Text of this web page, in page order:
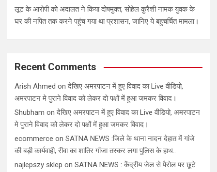
लूट के आरोपी को अदालत ने किया दोषमुक्त, सोहेल कुरैशी नामक युवक के
घर की नपित तक करने पहुंच गया था प्रशासन, जानिए ये बहुचर्चित मामला।
Recent Comments
Arish Ahmed onदेखिए अमरपाटन में हुए विवाद का Live वीडियो,
अमरपाटन मे पुराने विवाद को लेकर दो पक्षों में हुआ जमकर विवाद।
Shubham onदेखिए अमरपाटन में हुए विवाद का Live वीडियो, अमरपाटन
मे पुराने विवाद को लेकर दो पक्षों में हुआ जमकर विवाद।
ecommerce on SATNA NEWS :जिले के थाना नादन देहात में गांजे
की बड़ी कार्यवाही, रीवा का शातिर गाँजा तस्कर लगा पुलिस के हाथ..
najlepszy sklep on SATNA NEWS : केंद्रीय जेल से पैरोल पर छूटे